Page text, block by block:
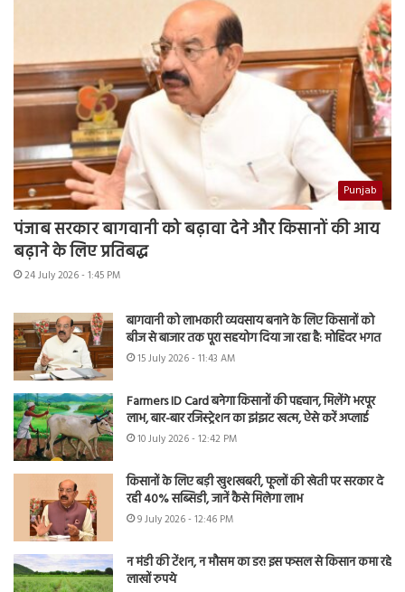
Punjab
पंजाब सरकार बागवानी को बढ़ावा देने और किसानों की आय
बढ़ाने के लिए प्रतिबद्ध
24 July 2026 - 1:45 PM
बागवानी को लाभकारी व्यवसाय बनाने के लिए किसानों को
बीज से बाजार तक पूरा सहयोग दिया जा रहा है: मोहिंदर भगत
15 July 2026 - 11:43 AM
Farmers ID Card बनेगा किसानों की पहचान, मिलेंगे भरपूर
लाभ, बार-बार रजिस्ट्रेशन का झंझट खत्म, ऐसे करें अप्लाई
10 July 2026 - 12:42 PM
किसानों के लिए बड़ी खुशखबरी, फूलों की खेती पर सरकार दे
रही 40% सब्सिडी, जानें कैसे मिलेगा लाभ
9 July 2026 - 12:46 PM
न मंडी की टेंशन, न मौसम का डर! इस फसल से किसान कमा रहे
लाखों रुपये